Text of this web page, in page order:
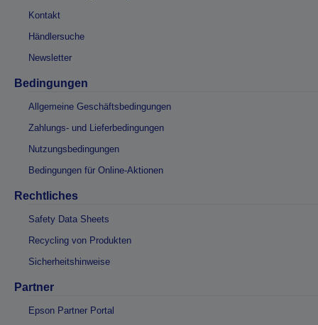
Kontakt
Händlersuche
Newsletter
Bedingungen
Allgemeine Geschäftsbedingungen
Zahlungs- und Lieferbedingungen
Nutzungsbedingungen
Bedingungen für Online-Aktionen
Rechtliches
Safety Data Sheets
Recycling von Produkten
Sicherheitshinweise
Partner
Epson Partner Portal